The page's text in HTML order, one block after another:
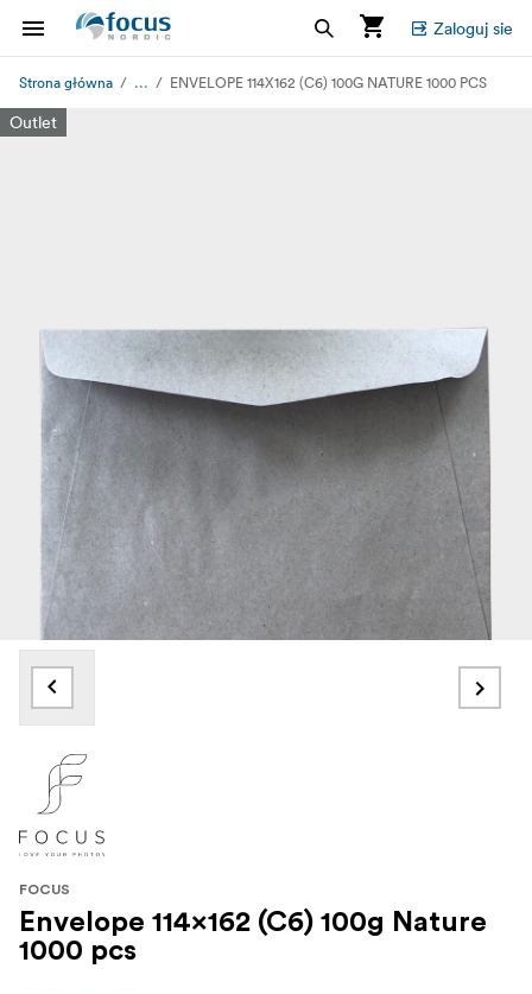
Zaloguj sie
Strona główna ... ENVELOPE 114X162 (C6) 100G NATURE 1000 PCS
Outlet
FOCUS
Envelope 114x162 (C6) 100g Nature
1000 pcs